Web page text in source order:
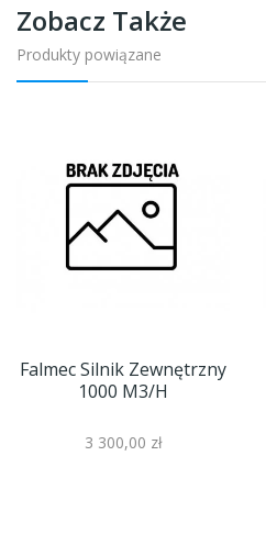
Zobacz Także
Produkty powiązane
Falmec Silnik Zewnętrzny
1000 M3/h
3 300,00 zł